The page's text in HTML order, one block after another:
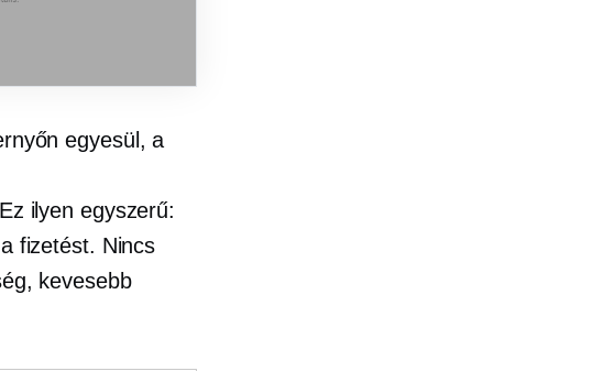
egyesül, a
ilyen egyszerű:
fizetést. Nincs
kevesebb